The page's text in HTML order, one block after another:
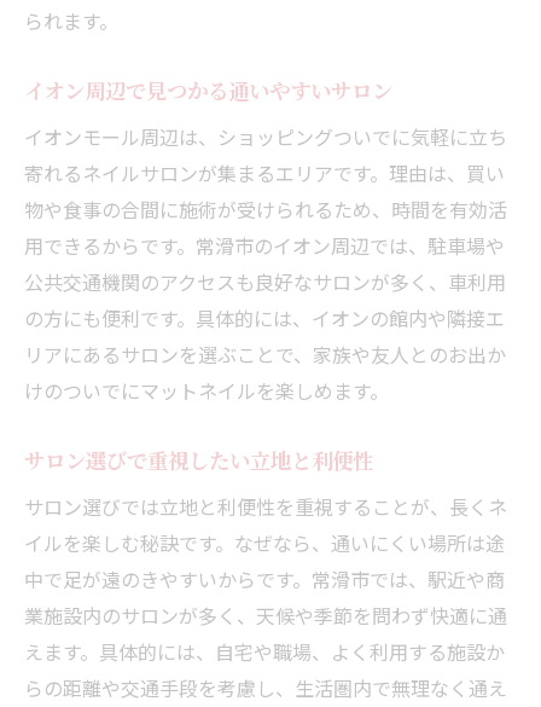
られます。
イオン周辺で見つかる通いやすいサロン
イオンモール周辺は、ショッピングついでに気軽に立ち
寄れるネイルサロンが集まるエリアです。理由は、買い
物や食事の合間に施術が受けられるため、時間を有効活
用できるからです。常滑市のイオン周辺では、駐車場や
公共交通機関のアクセスも良好なサロンが多く、車利用
の方にも便利です。具体的には、イオンの館内や隣接エ
リアにあるサロンを選ぶことで、家族や友人とのお出か
けのついでにマットネイルを楽しめます。
サロン選びで重視したい立地と利便性
サロン選びでは立地と利便性を重視することが、長くネ
イルを楽しむ秘訣です。なぜなら、通いにくい場所は途
中で足が遠のきやすいからです。常滑市では、駅近や商
業施設内のサロンが多く、天候や季節を問わず快適に通
えます。具体的には、自宅や職場、よく利用する施設か
らの距離や交通手段を考慮し、生活圏内で無理なく通え